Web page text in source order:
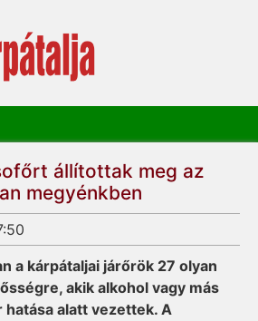
állítottak meg az
megyénkben
a kárpátaljai járőrök 27 olyan
akik alkohol vagy más
hatása alatt vezettek. A